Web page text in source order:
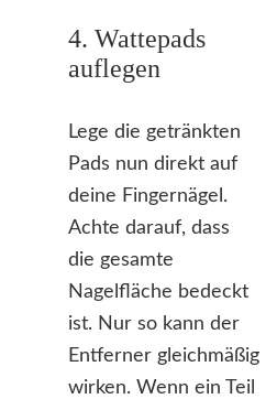
4. Wattepads
auflegen
Lege die getränkten
Pads nun direkt auf
deine Fingernägel.
Achte darauf, dass
die gesamte
Nagelfläche bedeckt
ist. Nur so kann der
Entferner gleichmäßig
wirken. Wenn ein Teil